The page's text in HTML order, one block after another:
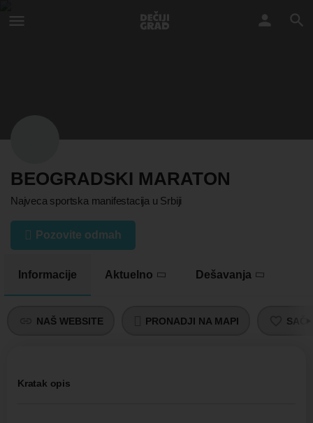
BEOGRADSKI MARATON
Najveca sportska manifestacija u Srbiji
Pozovite odmah
Informacije Aktuelno Dešavanja
NAŠ WEBSITE PRONADJI NA MAPI
Kratak opis